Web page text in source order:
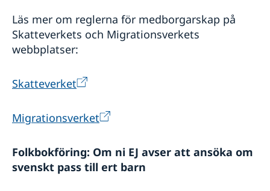
Terrorism
Naturförhållanden och katastrofer
Försäkringsskydd
Lokala lagar och sedvänjor
Resa med dubbelt medborgarskap
Trafiksäkerhet
Läs mer om reglerna för medborgarskap på
Skatteverkets och Migrationsverkets
webbplatser:
Skatteverket
Migrationsverket
Folkbokföring: Om ni EJ avser att ansöka om
svenskt pass till ert barn